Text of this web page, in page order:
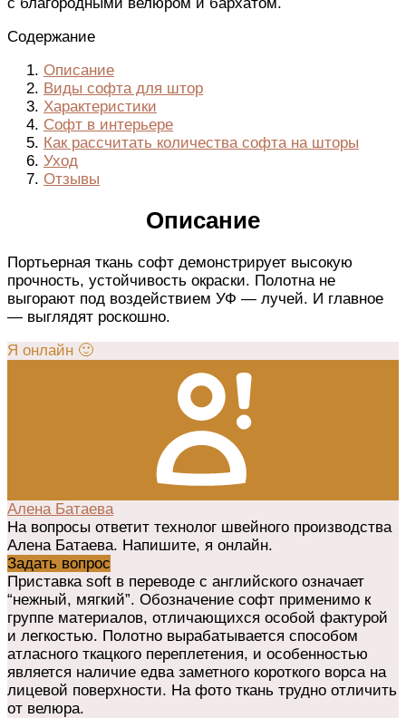
с благородными велюром и бархатом.
Содержание
Описание
Виды софта для штор
Характеристики
Софт в интерьере
Как рассчитать количества софта на шторы
Уход
Отзывы
Описание
Портьерная ткань софт демонстрирует высокую
прочность, устойчивость окраски. Полотна не
выгорают под воздействием УФ — лучей. И главное
— выглядят роскошно.
Я онлайн 🙂
Алена Батаева
На вопросы ответит технолог швейного производства
Алена Батаева. Напишите, я онлайн.
Задать вопрос
Приставка soft в переводе с английского означает
“нежный, мягкий”. Обозначение софт применимо к
группе материалов, отличающихся особой фактурой
и легкостью. Полотно вырабатывается способом
атласного ткацкого переплетения, и особенностью
является наличие едва заметного короткого ворса на
лицевой поверхности. На фото ткань трудно отличить
от велюра.